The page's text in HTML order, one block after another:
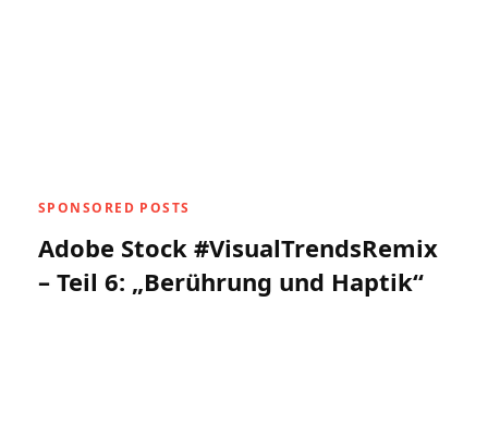
SPONSORED POSTS
Adobe Stock #VisualTrendsRemix
– Teil 6: „Berührung und Haptik“